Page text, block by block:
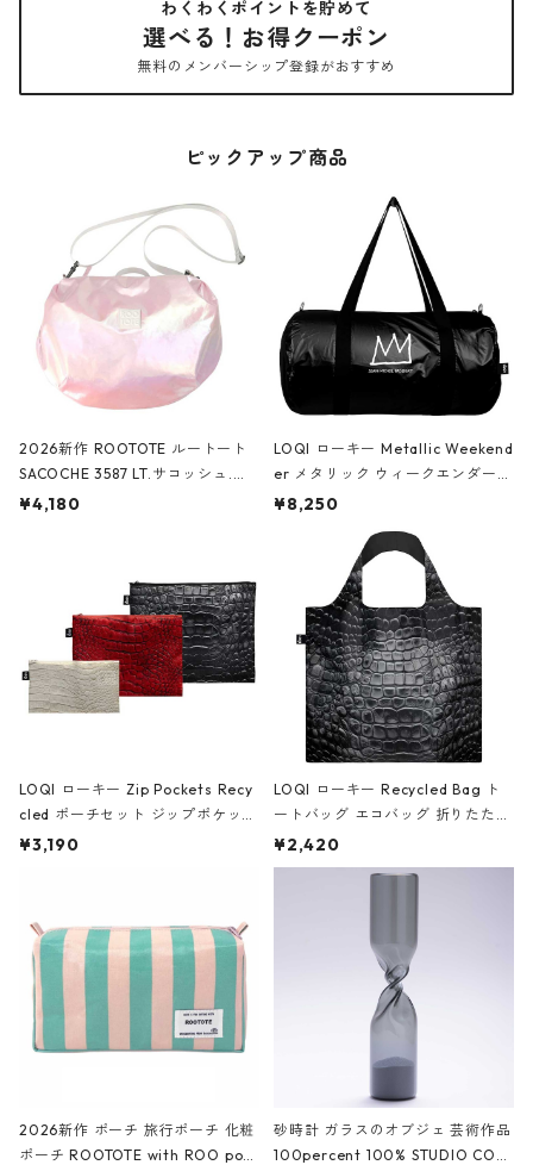
わくわくポイントを貯めて
選べる！お得クーポン
無料のメンバーシップ登録がおすすめ
ピックアップ商品
2026新作 ROOTOTE ルートート
SACOCHE 3587 LT.サコッシュ.ル
ミエ-B ショルダーバッグ グロスピ
¥4,180
LOQI ローキー Metallic Weekend
er メタリック ウィークエンダー
ボストンバッグ ショルダーバッグ
Black ジャン=ミッシェル・バスキ
ア/クラウン ブラック
¥8,250
LOQI ローキー Zip Pockets Recy
cled ポーチセット ジップポケット
ファスナーポーチ 撥水加工 トラベ
ーガンディー、オフホワイト
¥3,190
LOQI ローキー Recycled Bag ト
ートバッグ エコバッグ 折りたたみ
大きめ 撥水加工 収納ポーチ CRO
CODILE/Black クロコダイル/ブラ
¥2,420
2026新作 ポーチ 旅行ポーチ 化粧
ポーチ ROOTOTE with ROO pou
砂時計 ガラスのオブジェ 芸術作品
100percent 100% STUDIO COH